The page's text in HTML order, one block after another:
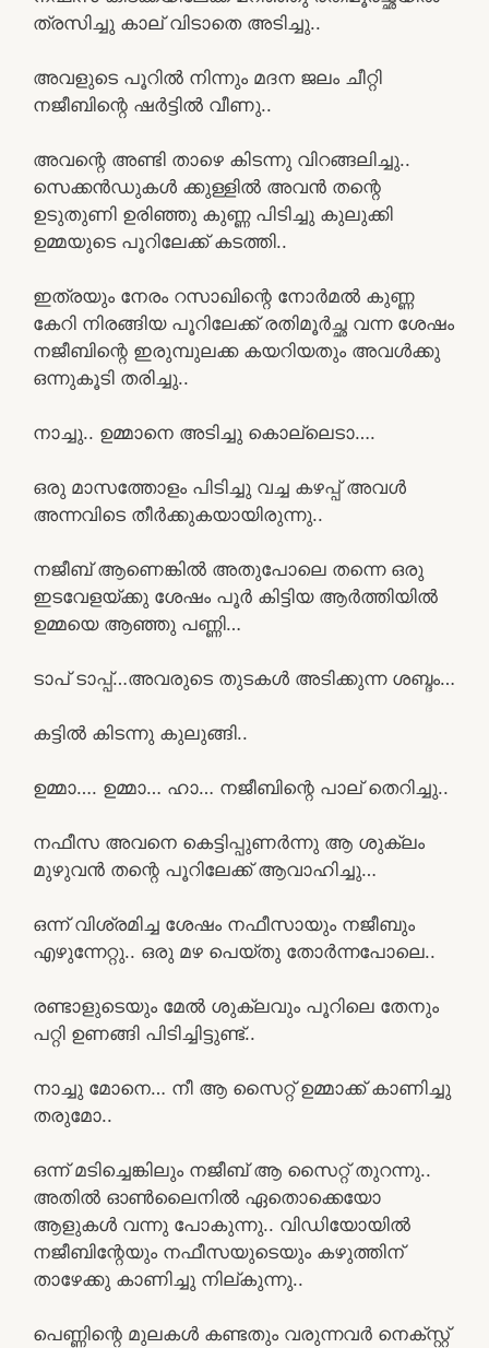
ത്രസിച്ചു കാല് വിടാതെ അടിച്ചു..
അവളുടെ പൂറിൽ നിന്നും മദന ജലം ചീറ്റി
നജീബിന്റെ ഷർട്ടിൽ വീണു..
അവന്റെ അണ്ടി താഴെ കിടന്നു വിറങ്ങലിച്ചു..
സെക്കൻഡുകൾ ക്കുള്ളിൽ അവൻ തന്റെ
ഉടുതുണി ഉരിഞ്ഞു കുണ്ണ പിടിച്ചു കുലുക്കി
ഉമ്മയുടെ പൂറിലേക്ക് കടത്തി..
ഇത്രയും നേരം റസാഖിന്റെ നോർമൽ കുണ്ണ
കേറി നിരങ്ങിയ പൂറിലേക്ക് രതിമൂർച്ഛ വന്ന ശേഷം
നജീബിന്റെ ഇരുമ്പുലക്ക കയറിയതും അവൾക്കു
ഒന്നുകൂടി തരിച്ചു..
നാച്ചു.. ഉമ്മാനെ അടിച്ചു കൊല്ലെടാ….
ഒരു മാസത്തോളം പിടിച്ചു വച്ച കഴപ്പ് അവൾ
അന്നവിടെ തീർക്കുകയായിരുന്നു..
നജീബ് ആണെങ്കിൽ അതുപോലെ തന്നെ ഒരു
ഇടവേളയ്ക്കു ശേഷം പൂർ കിട്ടിയ ആർത്തിയിൽ
ഉമ്മയെ ആഞ്ഞു പണ്ണി…
ടാപ് ടാപ്പ്…അവരുടെ തുടകൾ അടിക്കുന്ന ശബ്ദം…
കട്ടിൽ കിടന്നു കുലുങ്ങി..
ഉമ്മാ…. ഉമ്മാ… ഹാ… നജീബിന്റെ പാല് തെറിച്ചു..
നഫീസ അവനെ കെട്ടിപ്പുണർന്നു ആ ശുക്ലം
മുഴുവൻ തന്റെ പൂറിലേക്ക് ആവാഹിച്ചു…
ഒന്ന് വിശ്രമിച്ച ശേഷം നഫീസായും നജീബും
എഴുന്നേറ്റു.. ഒരു മഴ പെയ്തു തോർന്നപോലെ..
രണ്ടാളുടെയും മേൽ ശുക്ലവും പൂറിലെ തേനും
പറ്റി ഉണങ്ങി പിടിച്ചിട്ടുണ്ട്..
നാച്ചു മോനെ… നീ ആ സൈറ്റ് ഉമ്മാക്ക് കാണിച്ചു
തരുമോ..
ഒന്ന് മടിച്ചെങ്കിലും നജീബ് ആ സൈറ്റ് തുറന്നു..
അതിൽ ഓൺലൈനിൽ ഏതൊക്കെയോ
ആളുകൾ വന്നു പോകുന്നു.. വിഡിയോയിൽ
നജീബിന്റേയും നഫീസയുടെയും കഴുത്തിന്
താഴേക്കു കാണിച്ചു നില്കുന്നു..
പെണ്ണിന്റെ മുലകൾ കണ്ടതും വരുന്നവർ നെക്സ്റ്റ്